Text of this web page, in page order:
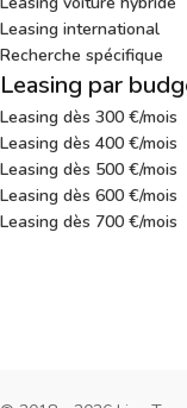
Leasing international
Recherche spécifique
Leasing par
Leasing dès 300 €/mois
Leasing dès 400 €/mois
Leasing dès 500 €/mois
Leasing dès 600 €/mois
Leasing dès 700 €/mois